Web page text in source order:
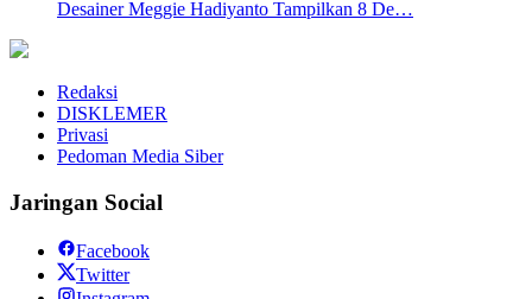
Desainer Meggie Hadiyanto Tampilkan 8 De…
Redaksi
DISKLEMER
Privasi
Pedoman Media Siber
Jaringan Social
Facebook
Twitter